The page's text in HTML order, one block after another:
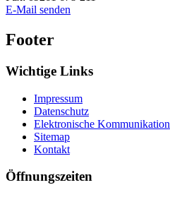
E-Mail senden
Footer
Wichtige Links
Impressum
Datenschutz
Elektronische Kommunikation
Sitemap
Kontakt
Öffnungszeiten